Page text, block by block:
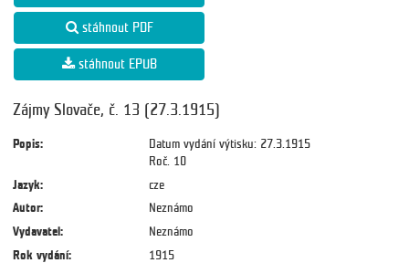
stáhnout PDF
stáhnout EPUB
Zájmy Slovače, č. 13 (27.3.1915)
Popis:
Datum vydání výtisku: 27.3.1915
Roč. 10
Jazyk:
cze
Autor:
Neznámo
Vydavatel:
Neznámo
Rok vydání:
1915